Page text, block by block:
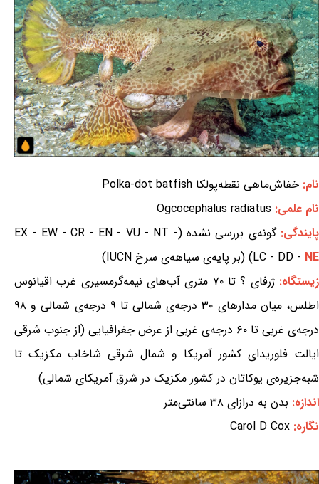
نام: خفاش‌ماهی نقطه‌پولکا Polka-dot batfish
نام علمی: Ogcocephalus radiatus
پایندگی:
گونه‌ی بررسی نشده (EX - EW - CR - EN - VU - NT -
LC - DD - NE
) (بر پایه‌ی سیاهه‌ی سرخ IUCN)
زیستگاه:
ژرفای ؟ تا ۷۰ متری آب‌های نیمه‌گرمسیری غرب اقیانوس
اطلس، میان مدارهای ۳۰ درجه‌ی شمالی تا ۹ درجه‌ی شمالی و ۹۸
درجه‌ی غربی تا ۶۰ درجه‌ی غربی از عرض جغرافیایی (از جنوب شرقی
ایالت فلوریدای کشور آمریکا و شمال شرقی شاخاب مکزیک تا
شبه‌جزیره‌ی یوکاتان در کشور مکزیک در شرق آمریکای شمالی)
اندازه: بدن به درازای ۳۸ سانتی‌متر
نگاره: Carol D Cox